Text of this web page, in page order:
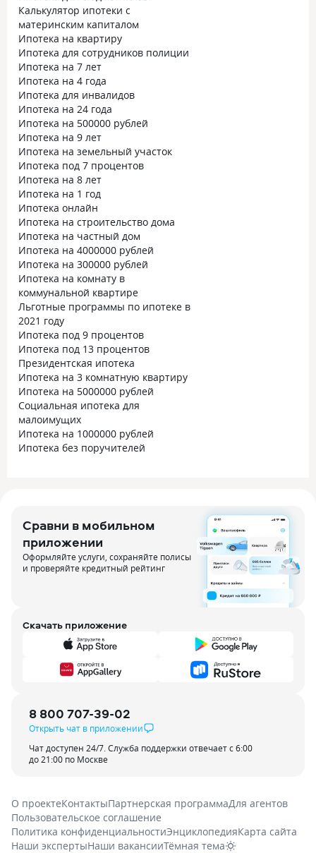
Калькулятор ипотеки с
материнским капиталом
Ипотека на квартиру
Ипотека для сотрудников полиции
Ипотека на 7 лет
Ипотека на 4 года
Ипотека для инвалидов
Ипотека на 24 года
Ипотека на 500000 рублей
Ипотека на 9 лет
Ипотека на земельный участок
Ипотека под 7 процентов
Ипотека на 8 лет
Ипотека на 1 год
Ипотека онлайн
Ипотека на строительство дома
Ипотека на частный дом
Ипотека на 4000000 рублей
Ипотека на 300000 рублей
Ипотека на комнату в
коммунальной квартире
Льготные программы по ипотеке в
2021 году
Ипотека под 9 процентов
Ипотека под 13 процентов
Президентская ипотека
Ипотека на 3 комнатную квартиру
Ипотека на 5000000 рублей
Социальная ипотека для
малоимущих
Ипотека на 1000000 рублей
Ипотека без поручителей
Сравни в мобильном
приложении
Оформляйте услуги, сохраняйте полисы
и проверяйте кредитный рейтинг
Скачать приложение
8 800 707-39-02
Открыть чат в приложении
Чат доступен 24/7. Служба поддержки отвечает с 6:00
до 21:00 по Москве
О проектеКонтактыПартнерская программаДля агентов
Пользовательское соглашение
Политика конфиденциальностиЭнциклопедияКарта сайта
Наши экспертыНаши вакансииТёмная тема